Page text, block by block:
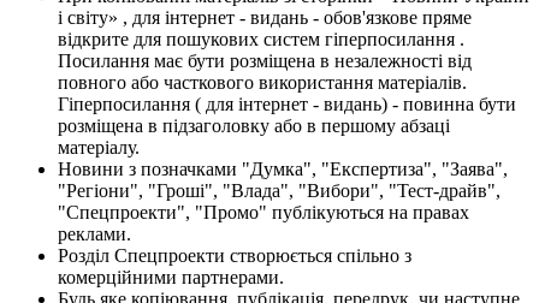
і світу» , для інтернет - видань - обов'язкове пряме
відкрите для пошукових систем гіперпосилання .
Посилання має бути розміщена в незалежності від
повного або часткового використання матеріалів.
Гіперпосилання ( для інтернет - видань) - повинна бути
розміщена в підзаголовку або в першому абзаці
матеріалу.
Новини з позначками "Думка", "Експертиза", "Заява",
"Регіони", "Гроші", "Влада", "Вибори", "Тест-драйв",
"Спецпроекти", "Промо" публікуються на правах
реклами.
Розділ Спецпроекти створюється спільно з
комерційними партнерами.
Будь яке копіювання, публікація, передрук, чи наступне